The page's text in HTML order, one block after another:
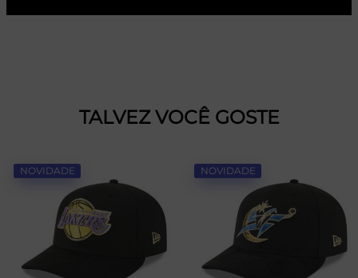
TALVEZ VOCÊ GOSTE
NOVIDADE NOVIDADE